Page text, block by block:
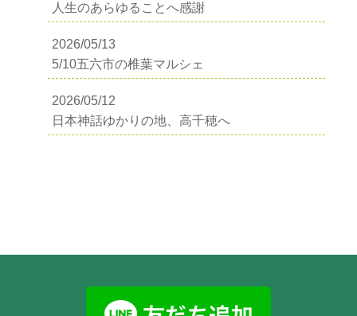
人生のあらゆることへ感謝
2026/05/13
5/10五六市の椎葉マルシェ
2026/05/12
日本神話ゆかりの地、高千穂へ